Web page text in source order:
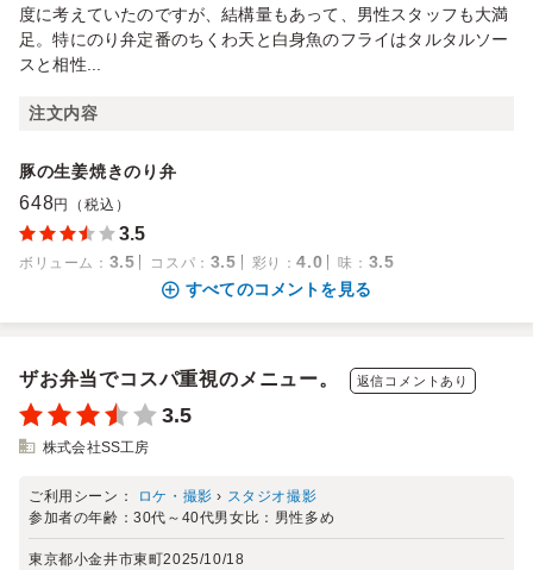
度に考えていたのですが、結構量もあって、男性スタッフも大満
足。特にのり弁定番のちくわ天と白身魚のフライはタルタルソー
スと相性...
注文内容
豚の生姜焼きのり弁
648円（税込）
3.5
ボリューム ： 3.5 コスパ ： 3.5 彩り ：4.0 味 ： 3.5
すべてのコメントを見る
ザお弁当でコスパ重視のメニュー。 返信コメントあり
3.5
株式会社SS工房
ご利用シーン： ロケ・撮影 › スタジオ撮影
参加者の年齢：30代～40代男女比： 男性多め
東京都小金井市東町2025/10/18